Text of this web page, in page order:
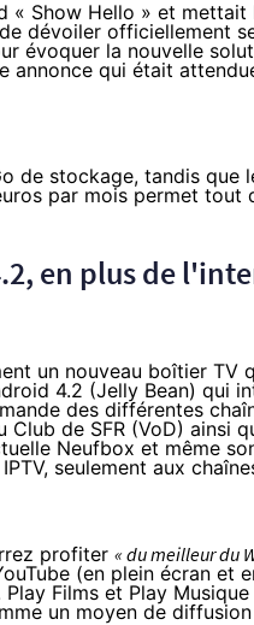
« Show Hello » et mettait
de dévoiler officiellement
évoquer la nouvelle
annonce qui était
de stockage, tandis que
par mois permet tout
en plus de
un nouveau boîtier TV
4.2 (Jelly Bean) qui
des différentes
Club de SFR (VoD) ainsi
Neufbox et même
seulement aux
profiter « du meilleur du
(en plein écran et
Films et Play
un moyen de